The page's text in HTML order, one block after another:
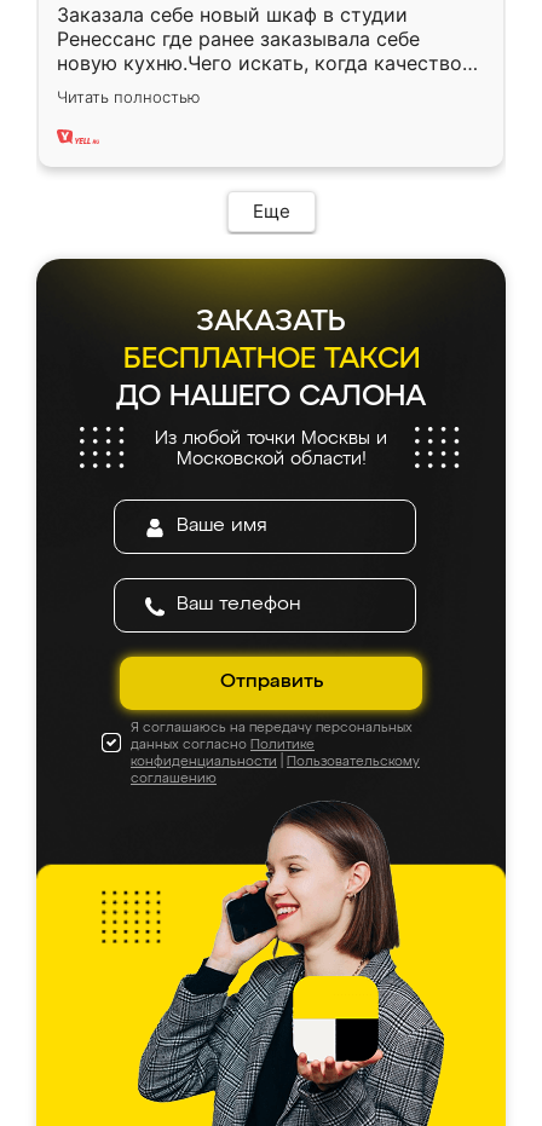
Заказала себе новый шкаф в студии
Ренессанс где ранее заказывала себе
новую кухню.Чего искать, когда качеством
вполне довольна. Служит кухня уже почти
два года, нареканий нет.
Читать полностью
Еще
ЗАКАЗАТЬ
БЕСПЛАТНОЕ ТАКСИ
ДО НАШЕГО САЛОНА
Из любой точки Москвы и
Московской области!
Отправить
Я соглашаюсь на передачу персональных
данных согласно Политике
конфиденциальности
Пользовательскому
соглашению